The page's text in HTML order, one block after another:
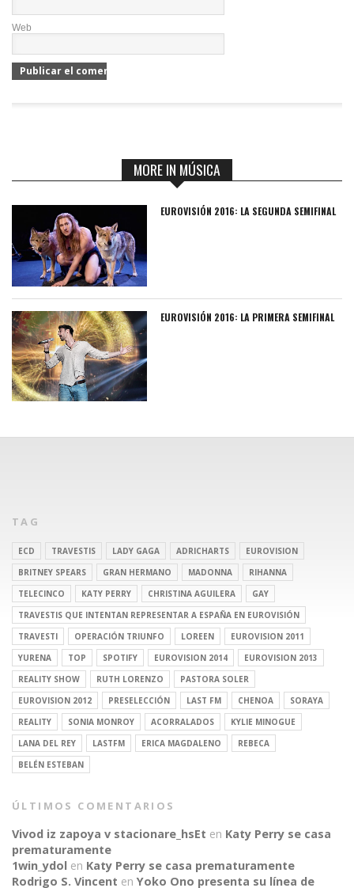
Web
MORE IN MÚSICA
EUROVISIÓN 2016: LA SEGUNDA SEMIFINAL
EUROVISIÓN 2016: LA PRIMERA SEMIFINAL
TAG
ECD TRAVESTIS LADY GAGA ADRICHARTS
EUROVISION
BRITNEY SPEARS
GRAN HERMANO MADONNA
RIHANNA
TELECINCO
KATY PERRY CHRISTINA AGUILERA
GAY
TRAVESTIS QUE INTENTAN REPRESENTAR A ESPAÑA EN EUROVISIÓN
TRAVESTI
OPERACIÓN TRIUNFO LOREEN
EUROVISION 2011
YURENA
TOP SPOTIFY EUROVISION 2014
EUROVISION 2013
REALITY SHOW
RUTH LORENZO
PASTORA SOLER
EUROVISION 2012
PRESELECCIÓN LAST FM CHENOA
SORAYA
REALITY
SONIA MONROY ACORRALADOS
KYLIE MINOGUE
LANA DEL REY
LASTFM ERICA MAGDALENO
REBECA
BELÉN ESTEBAN
ÚLTIMOS COMENTARIOS
Vivod iz zapoya v stacionare_hsEt en Katy Perry se casa
prematuramente
1win_ydol en Katy Perry se casa prematuramente
Rodrigo S. Vincent en Yoko Ono presenta su línea de